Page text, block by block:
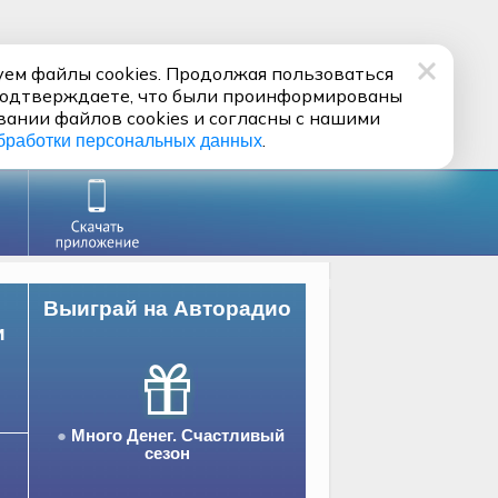
Выиграй на Авторадио
Много Денег. Счастливый
сезон
файлы cookies. Продолжая пользоваться
что были проинформированы
файлов cookies и согласны с нашими
персональных данных.